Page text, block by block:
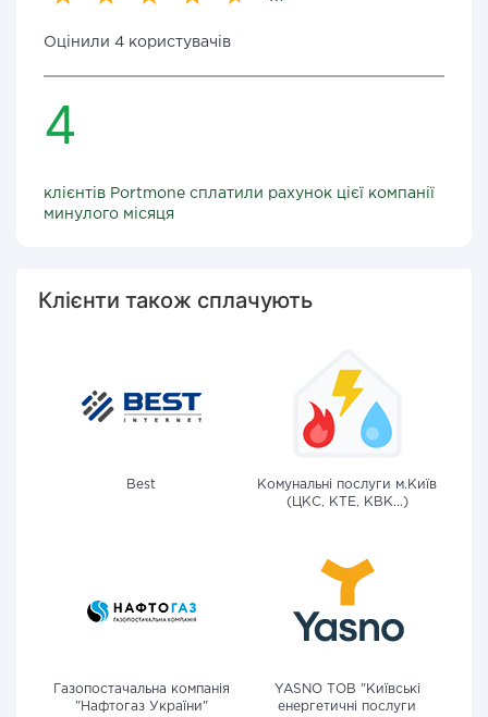
Оцінили 4 користувачів
4
клієнтів Portmone сплатили рахунок цієї компанії
минулого місяця
Клієнти також сплачують
Best
Комунальні послуги м.Київ
(ЦКС, КТЕ, КВК...)
Газопостачальна компанія
"Нафтогаз України"
YASNO ТОВ "Київські
енергетичні послуги